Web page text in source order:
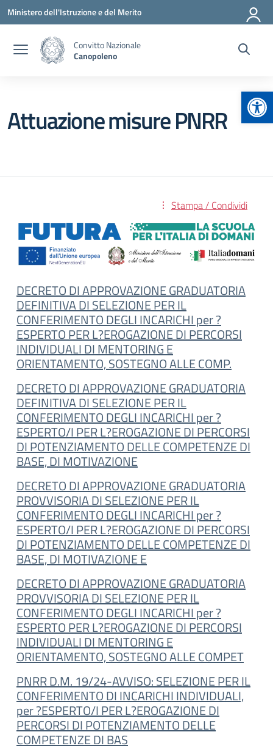
Vai ai contenuti
Vai al menu di navigazione
Vai al footer
Ministero dell'Istruzione e del Merito
Convitto Nazionale
Canopoleno
Attuazione misure PNRR
Stampa / Condividi
DECRETO DI APPROVAZIONE GRADUATORIA
DEFINITIVA DI SELEZIONE PER IL
CONFERIMENTO DEGLI INCARICHI per ?
ESPERTO PER L?EROGAZIONE DI PERCORSI
INDIVIDUALI DI MENTORING E
ORIENTAMENTO, SOSTEGNO ALLE COMP.
DECRETO DI APPROVAZIONE GRADUATORIA
DEFINITIVA DI SELEZIONE PER IL
CONFERIMENTO DEGLI INCARICHI per ?
ESPERTO/I PER L?EROGAZIONE DI PERCORSI
DI POTENZIAMENTO DELLE COMPETENZE DI
BASE, DI MOTIVAZIONE
DECRETO DI APPROVAZIONE GRADUATORIA
PROVVISORIA DI SELEZIONE PER IL
CONFERIMENTO DEGLI INCARICHI per ?
ESPERTO/I PER L?EROGAZIONE DI PERCORSI
DI POTENZIAMENTO DELLE COMPETENZE DI
BASE, DI MOTIVAZIONE E
DECRETO DI APPROVAZIONE GRADUATORIA
PROVVISORIA DI SELEZIONE PER IL
CONFERIMENTO DEGLI INCARICHI per ?
ESPERTO PER L?EROGAZIONE DI PERCORSI
INDIVIDUALI DI MENTORING E
ORIENTAMENTO, SOSTEGNO ALLE COMPET
PNRR D.M. 19/24-AVVISO: SELEZIONE PER IL
CONFERIMENTO DI INCARICHI INDIVIDUALI,
per ?ESPERTO/I PER L?EROGAZIONE DI
PERCORSI DI POTENZIAMENTO DELLE
COMPETENZE DI BAS